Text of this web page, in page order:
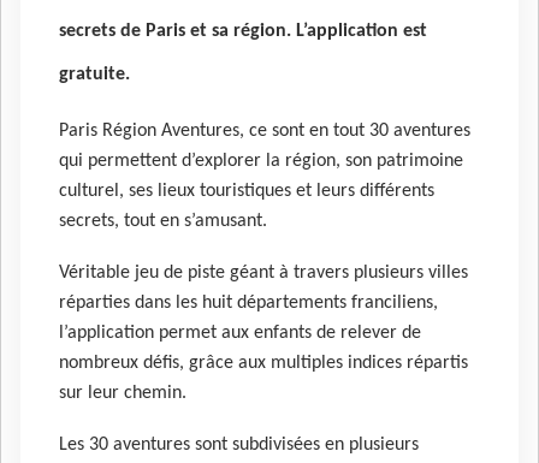
secrets de Paris et sa région. L’application est
gratuite.
Paris Région Aventures, ce sont en tout 30 aventures
qui permettent d’explorer la région, son patrimoine
culturel, ses lieux touristiques et leurs différents
secrets, tout en s’amusant.
Véritable jeu de piste géant à travers plusieurs villes
réparties dans les huit départements franciliens,
l’application permet aux enfants de relever de
nombreux défis, grâce aux multiples indices répartis
sur leur chemin.
Les 30 aventures sont subdivisées en plusieurs